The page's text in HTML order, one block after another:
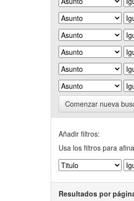
Comenzar nueva
Añadir filtros:
Usa los filtros para
Resultados por